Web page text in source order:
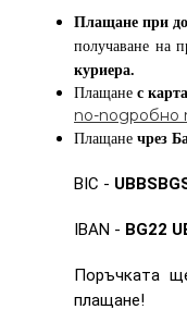
Плащане при
получаване на
куриера.
Плащанес карта
по-подробно
Плащане чрез
BIC -
IBAN - BG22
Поръчката
плащане!